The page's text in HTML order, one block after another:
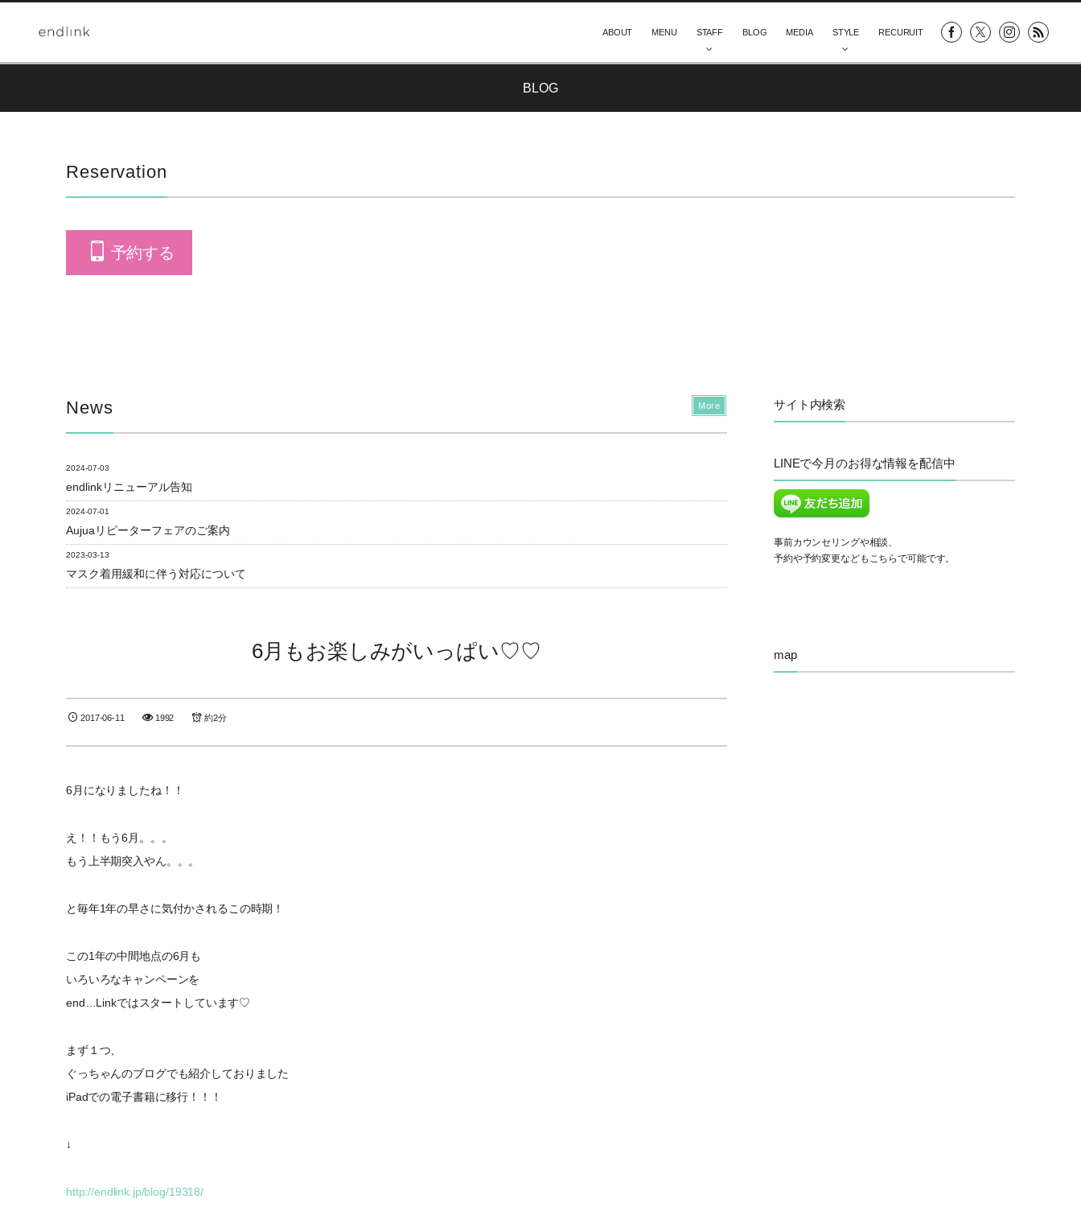
ABOUT MENU STAFF BLOG MEDIA STYLE RECURUIT
BLOG
Reservation
予約する
News
2024-07-03
endlinkリニューアル告知
2024-07-01
Aujuaリピーターフェアのご案内
2023-03-13
マスク着用緩和に伴う対応について
More
6月もお楽しみがいっぱい♡♡
2017-06-11 1992 約2分
6月になりましたね！！
え！！もう6月。。。
もう上半期突入やん。。。
と毎年1年の早さに気付かされるこの時期！
この1年の中間地点の6月も
いろいろなキャンペーンを
end…Linkではスタートしています♡
まず１つ、
ぐっちゃんのブログでも紹介しておりました
iPadでの電子書籍に移行！！！
↓
http://endlink.jp/blog/19318/
サイト内検索
LINEで今月のお得な情報を配信中
事前カウンセリングや相談、
予約や予約変更などもこちらで可能です。
map